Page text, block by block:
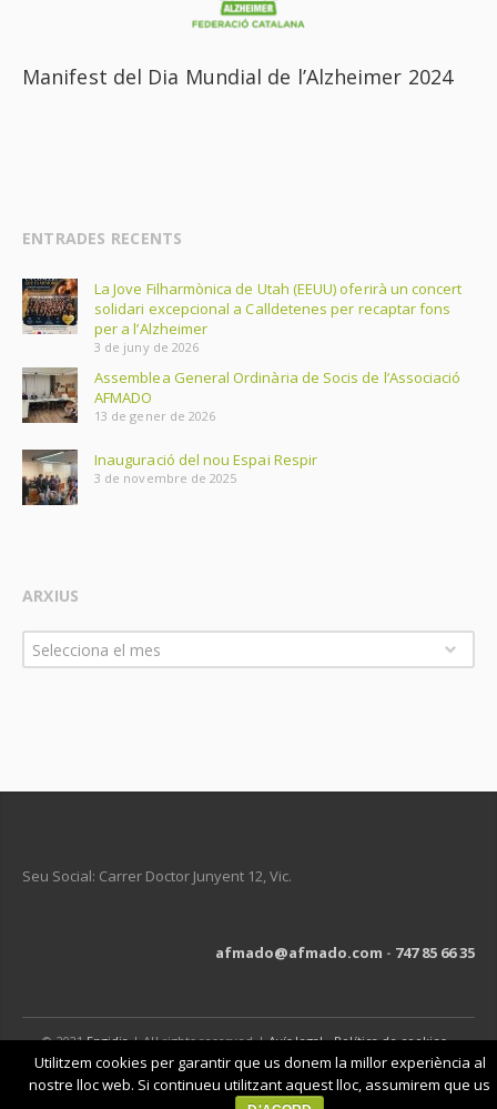
Manifest del Dia Mundial de l’Alzheimer 2024
ENTRADES RECENTS
La Jove Filharmònica de Utah (EEUU) oferirà un concert
solidari excepcional a Calldetenes per recaptar fons
per a l’Alzheimer
3 de juny de 2026
Assemblea General Ordinària de Socis de l’Associació
AFMADO
13 de gener de 2026
Inauguració del nou Espai Respir
3 de novembre de 2025
ARXIUS
Arxius
Selecciona el mes
Seu Social: Carrer Doctor Junyent 12, Vic.
afmado@afmado.com - 747 85 66 35
© 2021Engidia| All rights reserved |Avís legal-Política de cookies-
Política de privacitat
Utilitzem cookies per garantir que us donem la millor experiència al
nostre lloc web. Si continueu utilitzant aquest lloc, assumirem que us